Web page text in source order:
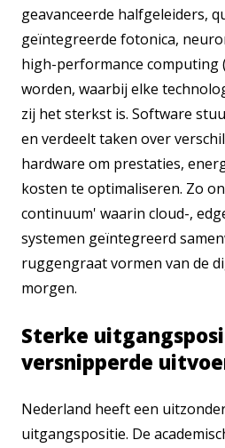
geavanceerde halfgeleiders,
geïntegreerde fotonica,
high-performance computing
worden, waarbij elke
zij het sterkst is. Software
en verdeelt taken over
hardware om prestaties,
kosten te optimaliseren. Zo
continuum' waarin cloud-,
systemen geïntegreerd
ruggengraat vormen van de
morgen.
Sterke
versnipperde
Nederland heeft een
uitgangspositie. De